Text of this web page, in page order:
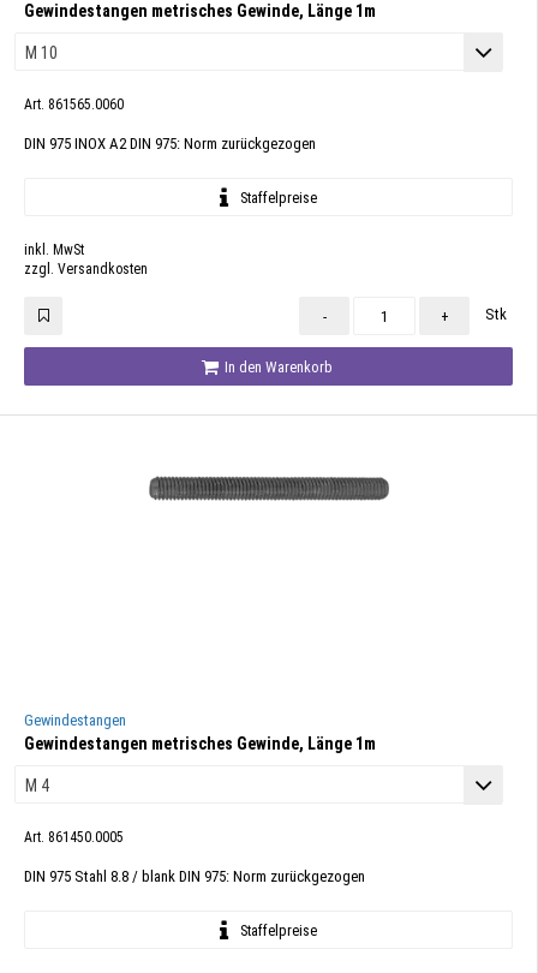
Gewindestangen metrisches Gewinde, Länge 1m
Art. 861565.0060
DIN 975 INOX A2 DIN 975: Norm zurückgezogen
Staffelpreise
inkl. MwSt
zzgl. Versandkosten
- + Stk
In den Warenkorb
Gewindestangen
Gewindestangen metrisches Gewinde, Länge 1m
Art. 861450.0005
DIN 975 Stahl 8.8 / blank DIN 975: Norm zurückgezogen
Staffelpreise